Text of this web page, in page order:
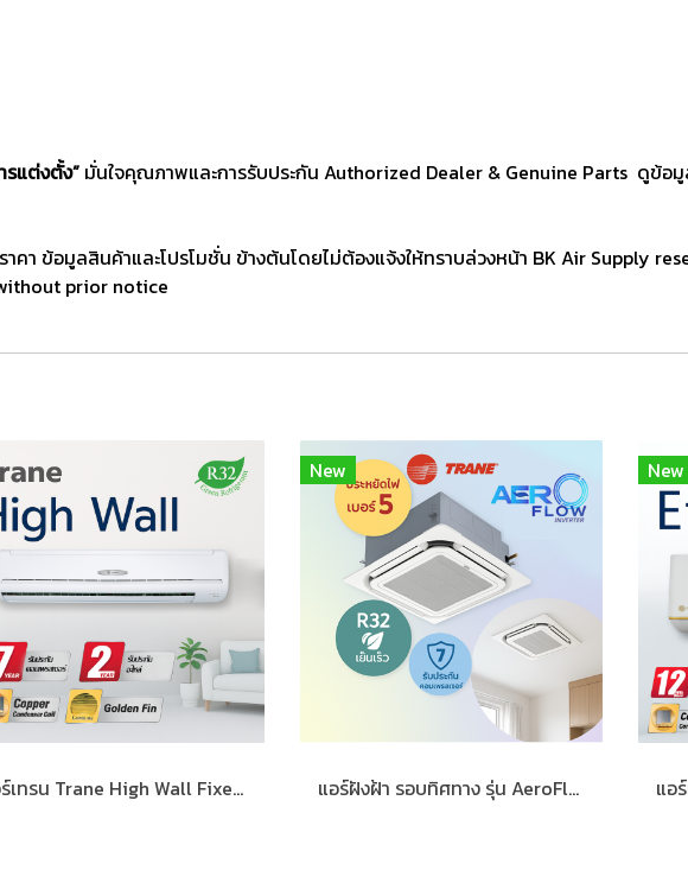
รแต่งตั้ง” มั่นใจคุณภาพและการรับประกัน Authorized Dealer & Genuine Parts ดูข้อมู
คา ข้อมูลสินค้าและโปรโมชั่น ข้างต้นโดยไม่ต้องแจ้งให้ทราบล่วงหน้า BK Air Supply
prior notice
แอร์เทรน Trane High Wall Fixed Speed แบบติดผนัง R32
New
แอร์ฝังฝ้า รอบทิศทาง รุ่น AeroFlow Inverter | Trane Cassette
New